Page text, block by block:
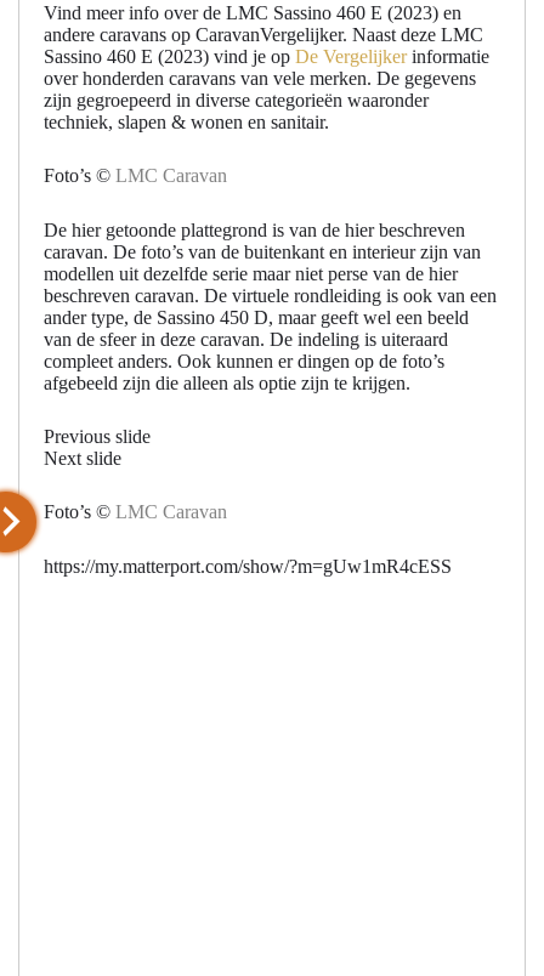
Vind meer info over de LMC Sassino 460 E (2023) en
andere caravans op CaravanVergelijker. Naast deze LMC
Sassino 460 E (2023) vind je op De Vergelijkerinformatie
over honderden caravans van vele merken. De gegevens
zijn gegroepeerd in diverse categorieën waaronder
techniek, slapen & wonen en sanitair.
Foto’s © LMC Caravan
De hier getoonde plattegrond is van de hier beschreven
caravan. De foto’s van de buitenkant en interieur zijn van
modellen uit dezelfde serie maar niet perse van de hier
beschreven caravan. De virtuele rondleiding is ook van een
ander type, de Sassino 450 D, maar geeft wel een beeld
van de sfeer in deze caravan. De indeling is uiteraard
compleet anders. Ook kunnen er dingen op de foto’s
afgebeeld zijn die alleen als optie zijn te krijgen.
Previous slide
Next slide
Foto’s © LMC Caravan
https://my.matterport.com/show/?m=gUw1mR4cESS